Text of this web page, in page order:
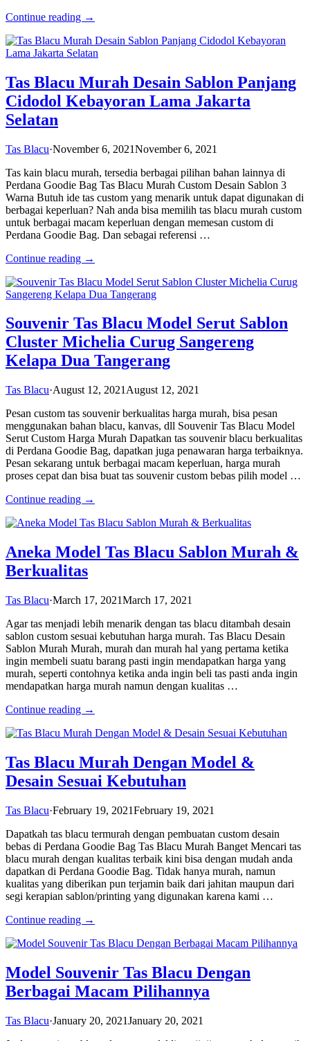
Continue reading →
Tas Blacu Murah Desain Sablon Panjang
Cidodol Kebayoran Lama Jakarta
Selatan
Tas Blacu·November 6, 2021November 6, 2021
Tas kain blacu murah, tersedia berbagai pilihan bahan lainnya di
Perdana Goodie Bag Tas Blacu Murah Custom Desain Sablon 3
Warna Butuh ide tas custom yang menarik untuk dapat digunakan di
berbagai keperluan? Nah anda bisa memilih tas blacu murah custom
untuk berbagai macam keperluan dengan memesan custom di
Perdana Goodie Bag. Dan sebagai referensi …
Continue reading →
Souvenir Tas Blacu Model Serut Sablon
Cluster Michelia Curug Sangereng
Kelapa Dua Tangerang
Tas Blacu·August 12, 2021 August 12, 2021
Pesan custom tas souvenir berkualitas harga murah, bisa pesan
menggunakan bahan blacu, kanvas, dll Souvenir Tas Blacu Model
Serut Custom Harga Murah Dapatkan tas souvenir blacu berkualitas
di Perdana Goodie Bag, dapatkan juga penawaran harga terbaiknya.
Pesan sekarang untuk berbagai macam keperluan, harga murah
proses cepat dan bisa buat tas souvenir custom bebas pilih model …
Continue reading →
Aneka Model Tas Blacu Sablon Murah &
Berkualitas
Tas Blacu·March 17, 2021March 17, 2021
Agar tas menjadi lebih menarik dengan tas blacu ditambah desain
sablon custom sesuai kebutuhan harga murah. Tas Blacu Desain
Sablon Murah Murah, murah dan murah hal yang pertama ketika
ingin membeli suatu barang pasti ingin mendapatkan harga yang
murah, seperti contohnya ketika anda ingin beli tas pasti anda ingin
mendapatkan harga murah namun dengan kualitas …
Continue reading →
Tas Blacu Murah Dengan Model &
Desain Sesuai Kebutuhan
Tas Blacu·February 19, 2021February 19, 2021
Dapatkah tas blacu termurah dengan pembuatan custom desain
bebas di Perdana Goodie Bag Tas Blacu Murah Banget Mencari tas
blacu murah dengan kualitas terbaik kini bisa dengan mudah anda
dapatkan di Perdana Goodie Bag. Tidak hanya murah, namun
kualitas yang diberikan pun terjamin baik dari jahitan maupun dari
segi kerapian sablon/printing yang digunakan karena kami …
Continue reading →
Model Souvenir Tas Blacu Dengan
Berbagai Macam Pilihannya
Tas Blacu·January 20, 2021January 20, 2021